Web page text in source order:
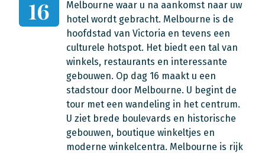
16
Melbourne waar u na aankomst naar uw
hotel wordt gebracht. Melbourne is de
hoofdstad van Victoria en tevens een
culturele hotspot. Het biedt een tal van
winkels, restaurants en interessante
gebouwen. Op dag 16 maakt u een
stadstour door Melbourne. U begint de
tour met een wandeling in het centrum.
U ziet brede boulevards en historische
gebouwen, boutique winkeltjes en
moderne winkelcentra. Melbourne is rijk